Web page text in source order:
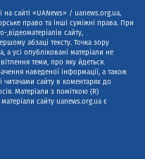
на сайті «UANews» / uanews.org.ua,
право та інші суміжні права. При
сайту,
абзаці тексту. Точка зору
а усі опубліковані матеріали не
теми, про яку йдеться.
наведеної інформації, а також
сайту в коментарях до
Матеріали з поміткою (R)
сайту uanews.org.ua є